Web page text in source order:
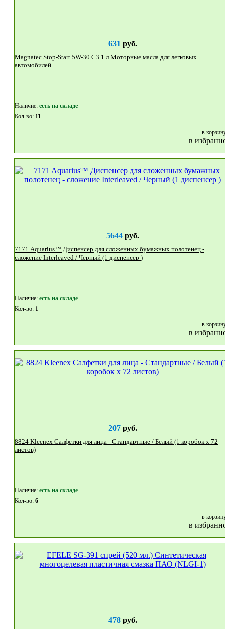
631 руб.
Magnatec Stop-Start 5W-30 C3 1 л Моторные масла для легковых
автомобилей
Наличие: eсть на складе
Кол-во: 11
в
в
5644руб.
7171 Aquarius™ Диспенсер для сложенных бумажных полотенец -
сложение Interleaved / Черный (1 диспенсер )
Наличие: eсть на складе
Кол-во: 1
в
в
207руб.
8824 Kleenex Салфетки для лица - Стандартные / Белый (1 коробок x 72
листов)
Наличие: eсть на складе
Кол-во: 6
в
в
478руб.